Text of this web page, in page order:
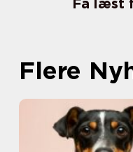
Få læst
Flere